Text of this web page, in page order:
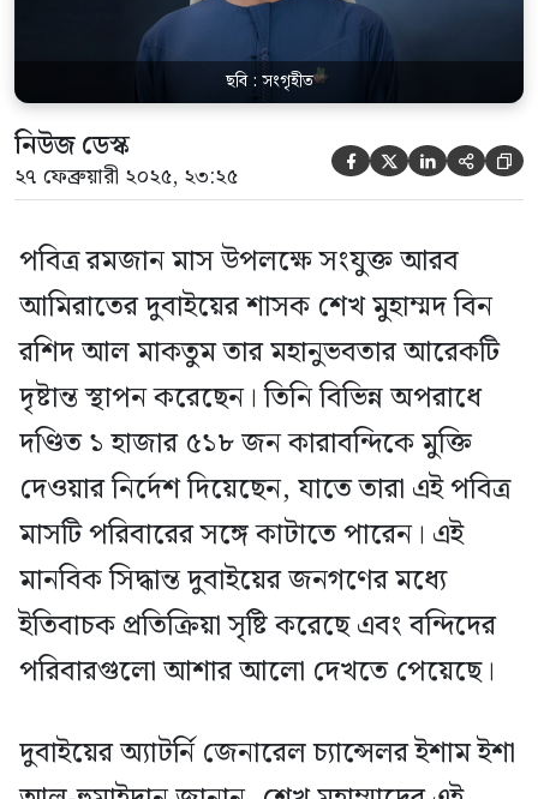
ছবি : সংগৃহীত
নিউজ ডেস্ক
২৭ ফেব্রুয়ারী ২০২৫, ২৩:২৫     
পবিত্র রমজান মাস উপলক্ষে সংযুক্ত আরব
আমিরাতের দুবাইয়ের শাসক শেখ মুহাম্মদ বিন
রশিদ আল মাকতুম তার মহানুভবতার আরেকটি
দৃষ্টান্ত স্থাপন করেছেন। তিনি বিভিন্ন অপরাধে
দণ্ডিত ১ হাজার ৫১৮ জন কারাবন্দিকে মুক্তি
দেওয়ার নির্দেশ দিয়েছেন, যাতে তারা এই পবিত্র
মাসটি পরিবারের সঙ্গে কাটাতে পারেন। এই
মানবিক সিদ্ধান্ত দুবাইয়ের জনগণের মধ্যে
ইতিবাচক প্রতিক্রিয়া সৃষ্টি করেছে এবং বন্দিদের
পরিবারগুলো আশার আলো দেখতে পেয়েছে।
দুবাইয়ের অ্যাটর্নি জেনারেল চ্যান্সেলর ইশাম ইশা